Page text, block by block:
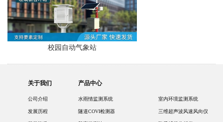
校园自动气象站
关于我们
公司介绍
发展历程
产品中心
水雨情监测系统 室内环境监测系统
隧道COVI检测器 三维超声波风速风向仪